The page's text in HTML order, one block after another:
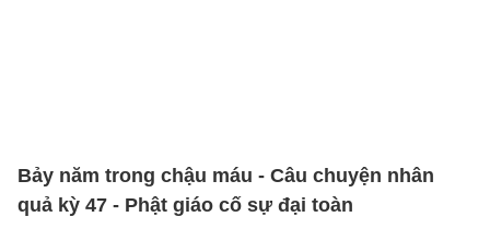
Bảy năm trong chậu máu - Câu chuyện nhân
quả kỳ 47 - Phật giáo cố sự đại toàn